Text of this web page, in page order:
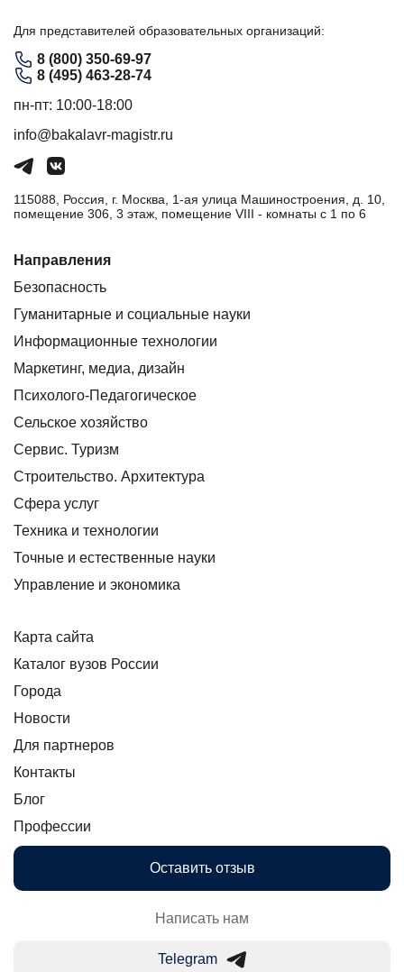
Для представителей образовательных организаций:
8 (800) 350-69-97
8 (495) 463-28-74
пн-пт: 10:00-18:00
info@bakalavr-magistr.ru
115088, Россия, г. Москва, 1-ая улица Машиностроения, д. 10,
помещение 306, 3 этаж, помещение VIII - комнаты с 1 по 6
Направления
Безопасность
Гуманитарные и социальные науки
Информационные технологии
Маркетинг, медиа, дизайн
Психолого-Педагогическое
Сельское хозяйство
Сервис. Туризм
Строительство. Архитектура
Сфера услуг
Техника и технологии
Точные и естественные науки
Управление и экономика
Карта сайта
Каталог вузов России
Города
Новости
Для партнеров
Контакты
Блог
Профессии
Оставить отзыв
Написать нам
Telegram